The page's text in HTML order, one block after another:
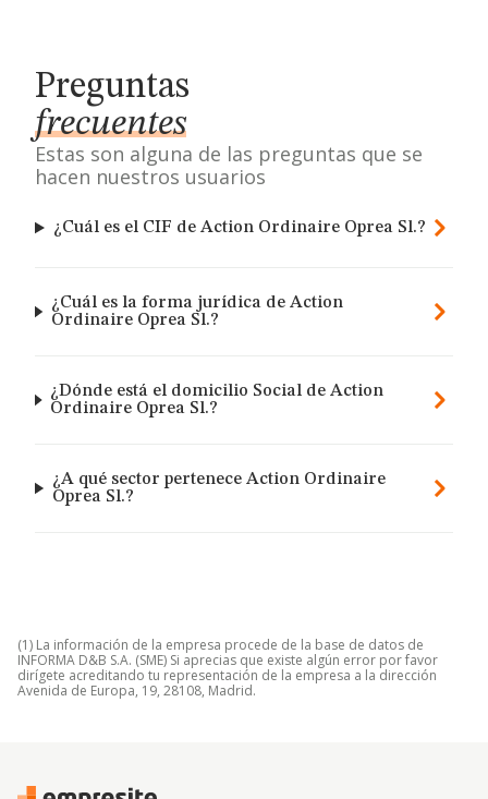
Preguntas
frecuentes
Estas son alguna de las preguntas que se
hacen nuestros usuarios
¿Cuál es el CIF de Action Ordinaire Oprea Sl.?
¿Cuál es la forma jurídica de Action
Ordinaire Oprea Sl.?
¿Dónde está el domicilio Social de Action
Ordinaire Oprea Sl.?
¿A qué sector pertenece Action Ordinaire
Oprea Sl.?
(1) La información de la empresa procede de la base de datos de
INFORMA D&B S.A. (SME) Si aprecias que existe algún error por favor
dirígete acreditando tu representación de la empresa a la dirección
Avenida de Europa, 19, 28108, Madrid.